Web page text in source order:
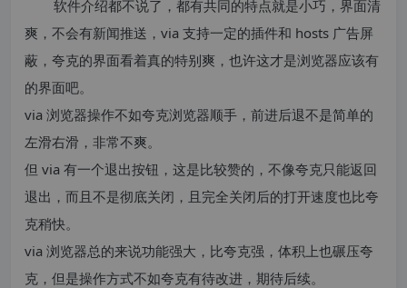
软件介绍都不说了，都有共同的特点就是小巧，界面清
爽，不会有新闻推送，via 支持一定的插件和 hosts 广告屏
蔽，夸克的界面看着真的特别爽，也许这才是浏览器应该有
的界面吧。
via 浏览器操作不如夸克浏览器顺手，前进后退不是简单的
左滑右滑，非常不爽。
但 via 有一个退出按钮，这是比较赞的，不像夸克只能返回
退出，而且不是彻底关闭，且完全关闭后的打开速度也比夸
克稍快。
via 浏览器总的来说功能强大，比夸克强，体积上也碾压夸
克，但是操作方式不如夸克有待改进，期待后续。